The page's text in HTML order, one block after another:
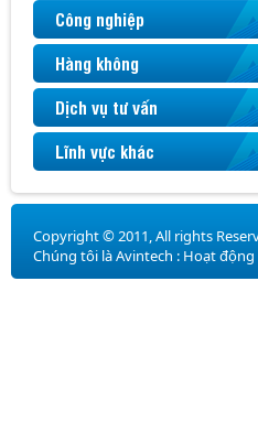
Công nghiệp
Hàng không
Dịch vụ tư vấn
Lĩnh vực khác
Copyright © 2011, All rights
Chúng tôi là Avintech : Hoạt động